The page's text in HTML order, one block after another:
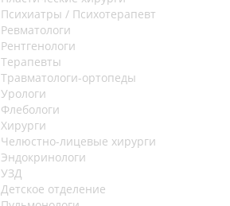
Психиатры / Психотерапевт
Ревматологи
Рентгенологи
Терапевты
Травматологи-ортопеды
Урологи
Флебологи
Хирурги
Челюстно-лицевые хирурги
Эндокринологи
УЗД
Детское отделение